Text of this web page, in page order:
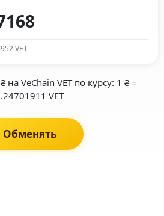
VET
VeChain VET по курсу: 1 ₴ =
VET
Обменять